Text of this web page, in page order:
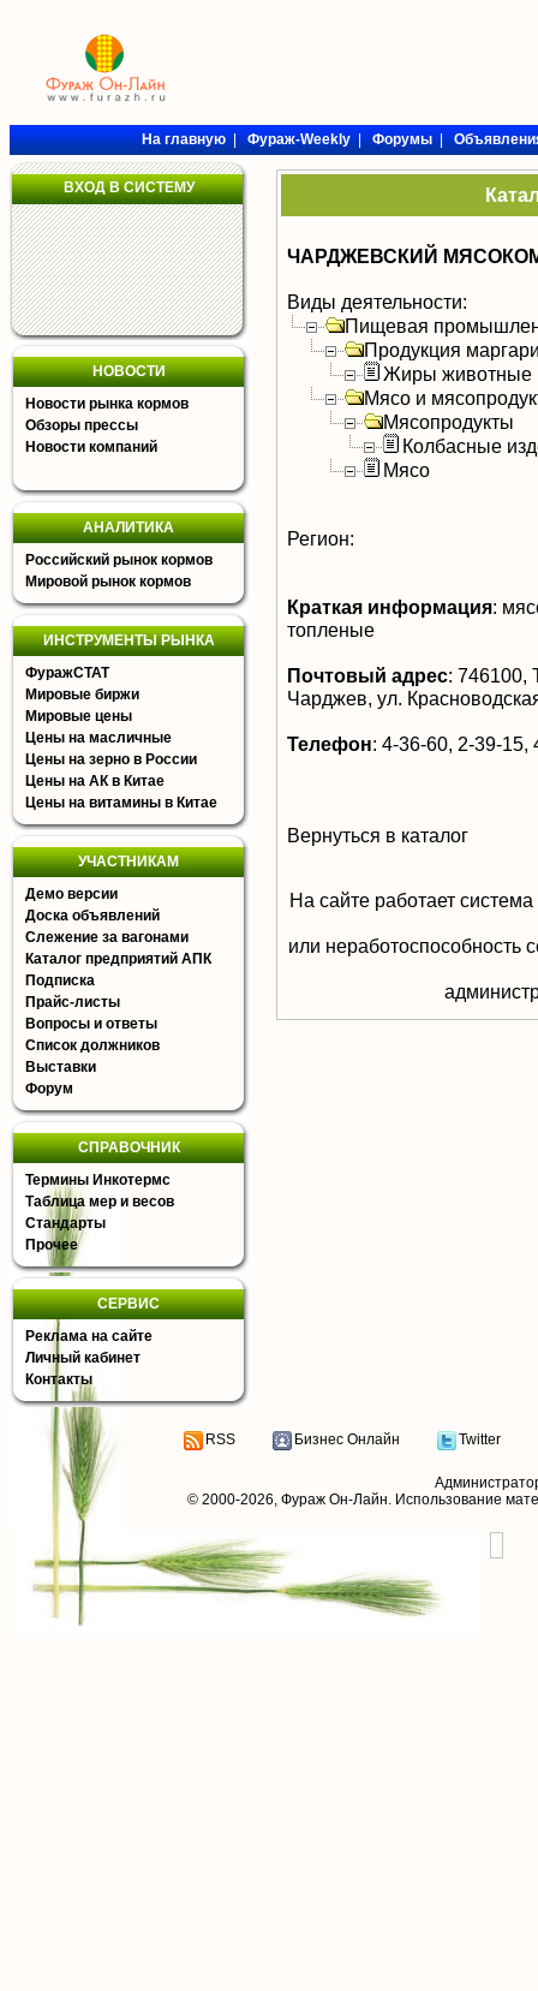
На главную|Фураж-Weekly|Форумы|
ВХОД В СИСТЕМУ
НОВОСТИ
Новости рынка кормов
Обзоры прессы
Новости компаний
АНАЛИТИКА
Российский рынок кормов
Мировой рынок кормов
ИНСТРУМЕНТЫ РЫНКА
ФуражСТАТ
Мировые биржи
Мировые цены
Цены на масличные
Цены на зерно в России
Цены на АК в Китае
Цены на витамины в Китае
УЧАСТНИКАМ
Демо версии
Доска объявлений
Слежение за вагонами
Каталог предприятий АПК
Подписка
Прайс-листы
Вопросы и ответы
Список должников
Выставки
Форум
СПРАВОЧНИК
Термины Инкотермс
Таблица мер и весов
Стандарты
Прочее
СЕРВИС
Реклама на сайте
Личный кабинет
Контакты
ЧАРДЖЕВСКИЙ
Виды деятельности:
Пищевая
Продукция
Жиры животные
Мясо и
Мясопродукты
Колбасные
Мясо
Регион:
Краткая информация:
топленые
Почтовый адрес: 746100,
Чарджев, ул.
Телефон: 4-36-60, 2-39-15,
Вернуться в каталог
На сайте работает
или неработоспособность
RSS Бизнес Онлайн Twitter
© 2000-2026, Фураж Он-Лайн. Использование